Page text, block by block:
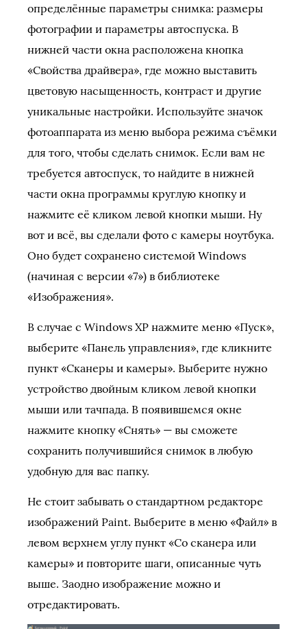
определённые параметры снимка: размеры
фотографии и параметры автоспуска. В
нижней части окна расположена кнопка
«Свойства драйвера», где можно выставить
цветовую насыщенность, контраст и другие
уникальные настройки. Используйте значок
фотоаппарата из меню выбора режима съёмки
для того, чтобы сделать снимок. Если вам не
требуется автоспуск, то найдите в нижней
части окна программы круглую кнопку и
нажмите её кликом левой кнопки мыши. Ну
вот и всё, вы сделали фото с камеры ноутбука.
Оно будет сохранено системой Windows
(начиная с версии «7») в библиотеке
«Изображения».
В случае с Windows XP нажмите меню «Пуск»,
выберите «Панель управления», где кликните
пункт «Сканеры и камеры». Выберите нужно
устройство двойным кликом левой кнопки
мыши или тачпада. В появившемся окне
нажмите кнопку «Снять» — вы сможете
сохранить получившийся снимок в любую
удобную для вас папку.
Не стоит забывать о стандартном редакторе
изображений Paint. Выберите в меню «Файл» в
левом верхнем углу пункт «Со сканера или
камеры» и повторите шаги, описанные чуть
выше. Заодно изображение можно и
отредактировать.